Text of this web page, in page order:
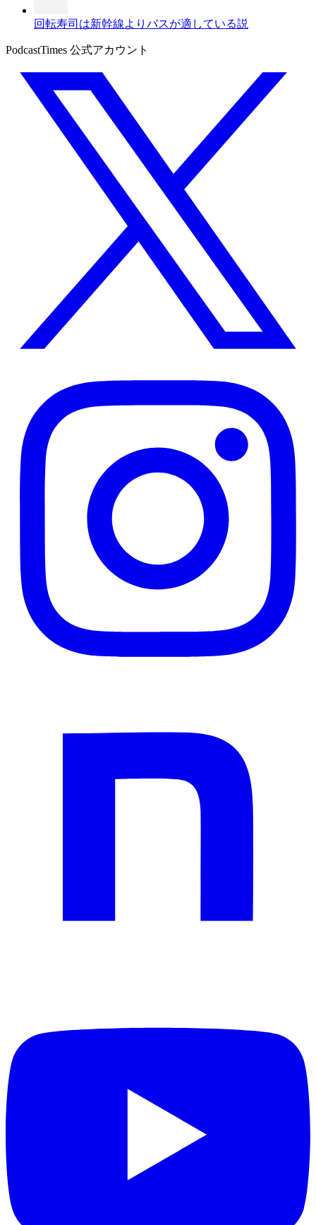
回転寿司は新幹線よりバスが適している説
PodcastTimes 公式アカウント